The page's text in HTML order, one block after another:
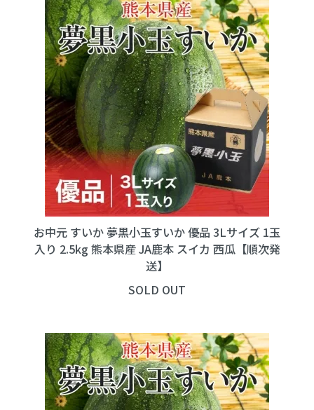
お中元 すいか 夢黒小玉すいか 優品 3Lサイズ 1玉
入り 2.5kg 熊本県産 JA鹿本 スイカ 西瓜【順次発
送】
SOLD OUT